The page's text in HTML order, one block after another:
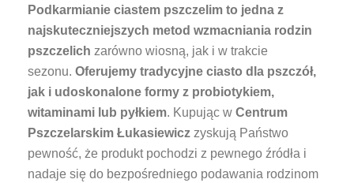
Podkarmianie ciastem pszczelim to jedna z
najskuteczniejszych metod wzmacniania rodzin
pszczelich zarówno wiosną, jak i w trakcie
sezonu. Oferujemy tradycyjne ciasto dla pszczół,
jak i udoskonalone formy z probiotykiem,
witaminami lub pyłkiem. Kupując w Centrum
Pszczelarskim Łukasiewicz zyskują Państwo
pewność, że produkt pochodzi z pewnego źródła i
nadaje się do bezpośredniego podawania rodzinom